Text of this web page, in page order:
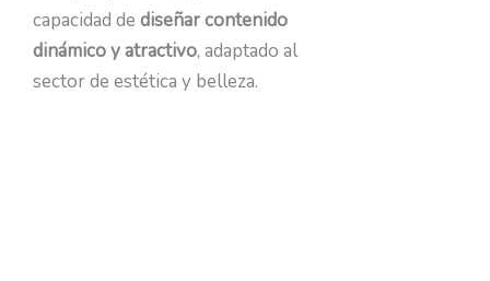
capacidad de diseñar contenido
dinámico y atractivo, adaptado al
sector de estética y belleza.